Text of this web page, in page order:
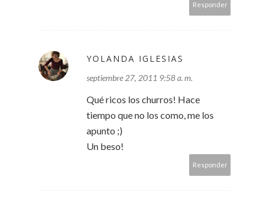
Responder
YOLANDA IGLESIAS
septiembre 27, 2011 9:58 a. m.
Qué ricos los churros! Hace
tiempo que no los como, me los
apunto ;)
Un beso!
Responder